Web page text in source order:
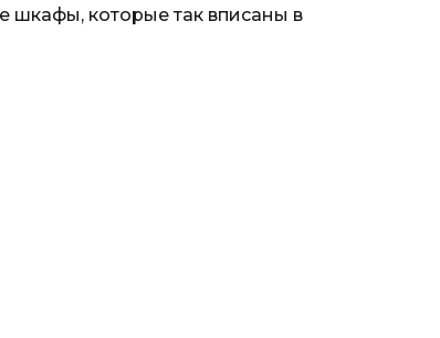
шкафы, которые так вписаны в